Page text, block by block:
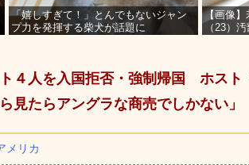
「嬉しすぎて！」とんでもないジャン
プ力を発揮する柴犬が話題に
【画像】
（23）
４人を入国拒否・強制帰国 ホスト
見たらアングラな商売でしかない」
メリカ